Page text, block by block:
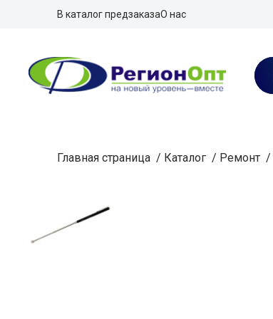
В каталог предзаказаО нас
Главная страница / Каталог / Ремонт /